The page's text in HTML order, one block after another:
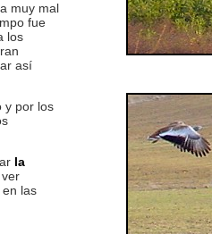
muy mal
fue
los
así
y por los
la
las